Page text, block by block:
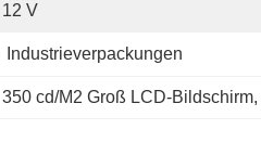
12 V
Industrieverpackungen
350 cd/M2 Groß LCD-Bildschirm,